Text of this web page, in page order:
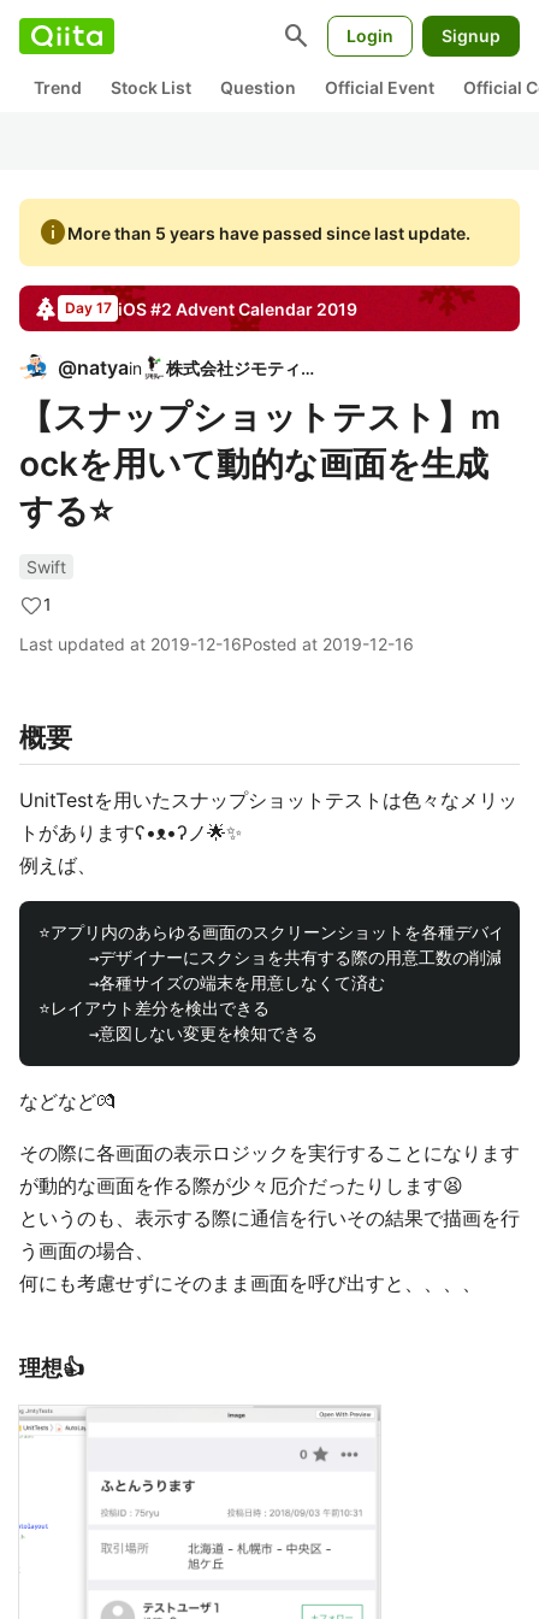
search Login Signup
Trend Stock List Question Official Event Official
infoMore than 5 years have passed since last update.
Day 17 iOS #2 Advent Calendar 2019
@natyain 株式会社ジモティー
【スナップショットテスト】m
ockを用いて動的な画面を生成
する⭐️
Swift
1
Last updated at 2019-12-16Posted at 2019-12-16
概要
UnitTestを用いたスナップショットテストは色々なメリッ
トがありますʕ•ᴥ•ʔノ🌟✨
例えば、
⭐️アプリ内のあらゆる画面のスクリーンショットを各種デバイス
→デザイナーにスクショを共有する際の用意工数の削減
→各種サイズの端末を用意しなくて済む
⭐️レイアウト差分を検出できる
などなど💏
その際に各画面の表示ロジックを実行することになります
が動的な画面を作る際が少々厄介だったりします😫
というのも、表示する際に通信を行いその結果で描画を行
う画面の場合、
何にも考慮せずにそのまま画面を呼び出すと、、、、
理想👍